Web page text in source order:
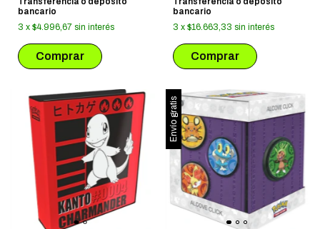
bancario
3 x $4.996,67 sin interés
bancario
3 x $16.663,33 sin interés
Envío gratis